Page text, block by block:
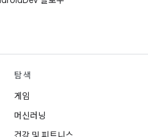
탐색
게임
머신러닝